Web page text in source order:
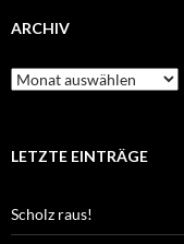
ARCHIV
Archiv
LETZTE EINTRÄGE
Scholz raus!